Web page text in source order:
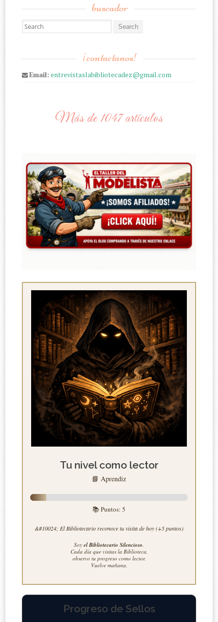
buscador
Search for:
¡contactanos!
Email: entrevistaslabibliotecadez@gmail.com
Más de 1047 artículos
Tu nivel como lector
📘 Aprendiz
📚 Puntos: 5
&#10024; El Bibliotecario reconoce tu visita de hoy (+5 puntos)
Soy el Bibliotecario Silencioso
Cada día que visitas la Biblioteca,
observo tu progreso como lector.
Vuelve mañana.
Progreso de Sellos